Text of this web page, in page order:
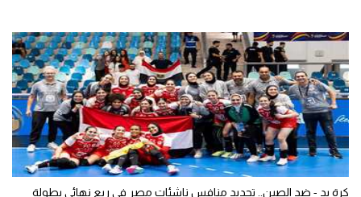
كرة يد - ضد الصين.. تحديد منافس ناشئات مصر في ربع نهائي بطولة